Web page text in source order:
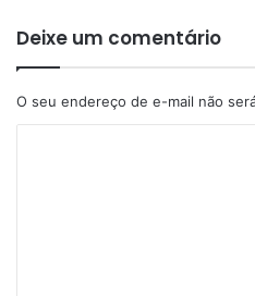
Deixe um comentário
O seu endereço de e-mail não